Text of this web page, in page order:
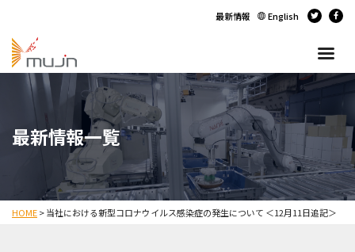
最新情報 English
最新情報一覧
HOME>当社における新型コロナウイルス感染症の発生について ＜12月11日追記＞